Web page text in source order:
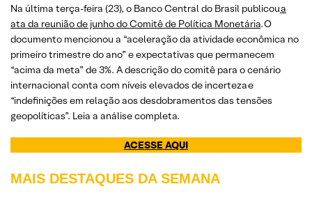
Na última terça-feira (23), o Banco Central do Brasil publicoua
ata da reunião de junho do Comitê de Política Monetária. O
documento mencionou a “aceleração da atividade econômica no
primeiro trimestre do ano” e expectativas que permanecem
“acima da meta” de 3%. A descrição do comitê para o cenário
internacional conta com níveis elevados de incerteza e
“indefinições em relação aos desdobramentos das tensões
geopolíticas”. Leia a análise completa.
ACESSE AQUI
MAIS DESTAQUES DA SEMANA